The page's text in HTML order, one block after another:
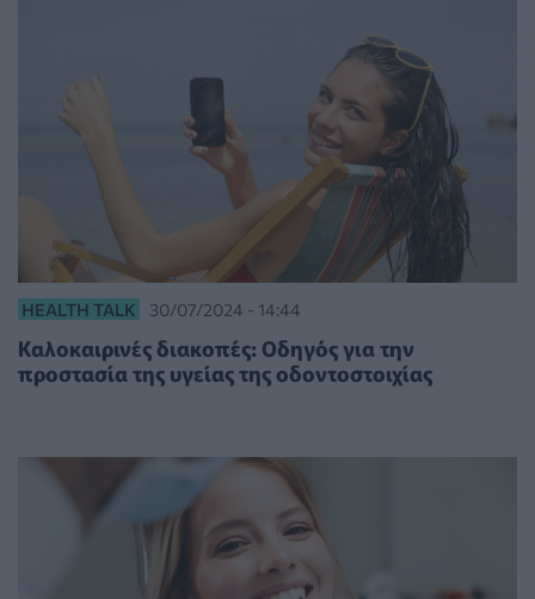
HEALTH TALK 30/07/2024 - 14:44
Καλοκαιρινές διακοπές: Οδηγός για την
προστασία της υγείας της οδοντοστοιχίας